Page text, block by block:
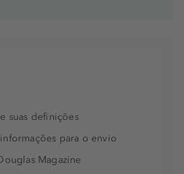
suas definições
para o envio
Magazine